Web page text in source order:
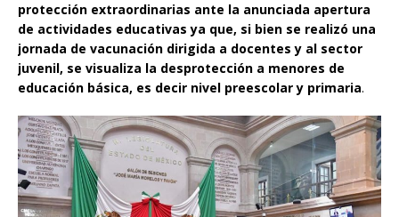
protección extraordinarias ante la anunciada apertura
de actividades educativas ya que, si bien se realizó una
jornada de vacunación dirigida a docentes y al sector
juvenil, se visualiza la desprotección a menores de
educación básica, es decir nivel preescolar y primaria.